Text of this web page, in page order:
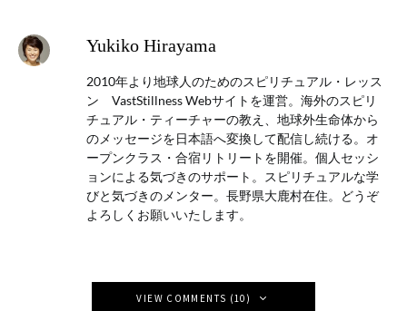
Yukiko Hirayama
2010年より地球人のためのスピリチュアル・レッス
ン VastStillness Webサイトを運営。海外のスピリ
チュアル・ティーチャーの教え、地球外生命体から
のメッセージを日本語へ変換して配信し続ける。オ
ープンクラス・合宿リトリートを開催。個人セッシ
ョンによる気づきのサポート。スピリチュアルな学
びと気づきのメンター。長野県大鹿村在住。どうぞ
よろしくお願いいたします。
VIEW COMMENTS (10)